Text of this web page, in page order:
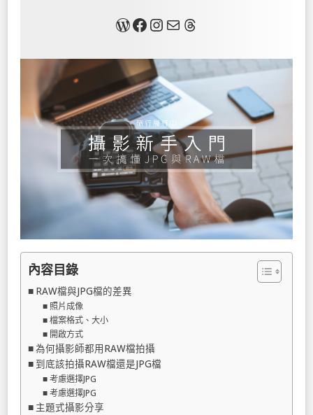
關於我Facebook InstagramMail Threads
內容目錄
RAW檔與JPG檔的差異
照片成像
檔案格式、大小
開啟方式
為何攝影師都用RAW檔拍攝
到底該拍攝RAW檔還是JPG檔
考慮選擇JPG
考慮選擇JPG
主題式攝影分享